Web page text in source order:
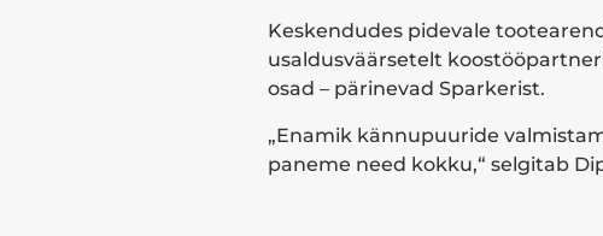
Keskendudes pidevale
usaldusväärsetelt
osad – pärinevad Sparkerist.
„Enamik kännupuuride
paneme need kokku,“ selgitab